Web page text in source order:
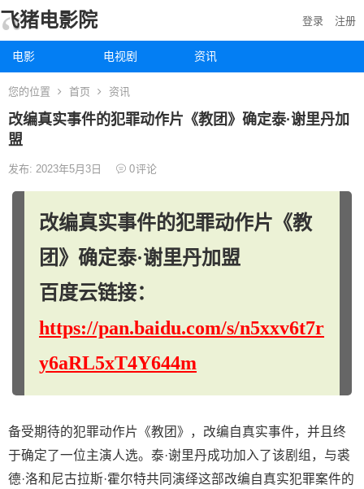
飞猪电影院
电影 电视剧 资讯
登录 注册
您的位置 首页 资讯
改编真实事件的犯罪动作片《教团》确定泰·谢里丹加
盟
发布: 2023年5月3日 0评论
改编真实事件的犯罪动作片《教
团》确定泰·谢里丹加盟
百度云链接：
https://pan.baidu.com/s/n5xxv6t7r
y6aRL5xT4Y644m
备受期待的犯罪动作片《教团》，改编自真实事件，并且终
于确定了一位主演人选。泰·谢里丹成功加入了该剧组，与裘
德·洛和尼古拉斯·霍尔特共同演绎这部改编自真实犯罪案件的